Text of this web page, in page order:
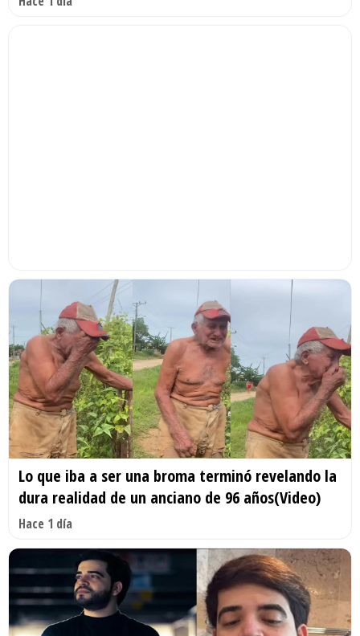
Lo que iba a ser una broma terminó revelando la
dura realidad de un anciano de 96 años(Video)
Hace 1 día